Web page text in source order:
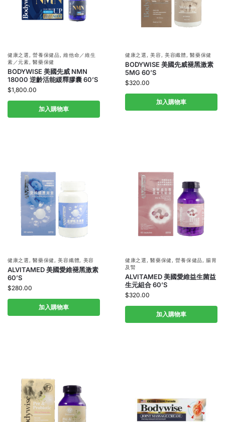
健康之選 ,營養保健品,維他命／維生
素／元素,醫藥保健
BODYWISE 美國先威 NMN
18000 逆齡活能緩釋膠囊 60’S
$1,800.00
加入購物車
健康之選 ,美容,美容纖體,醫藥保健
BODYWISE 美國先威褪黑激素
5MG 60’S
$320.00
加入購物車
健康之選 ,醫藥保健,美容纖體, 美容
ALVITAMED 美國愛維褪黑激素
60’S
$280.00
加入購物車
健康之選 ,醫藥保健,營養保健品, 腸胃
及腎
ALVITAMED 美國愛維益生菌益
生元組合 60’S
$320.00
加入購物車